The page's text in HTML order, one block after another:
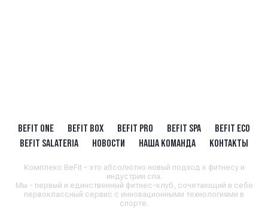
BEFIT ONE BEFIT BOX BEFIT PRO BEFIT SPA
BEFIT ECO
BEFIT SALATERIA
НОВОСТИ НАША КОМАНДА КОНТАКТЫ
Комплекс BeFit - это абсолютно новый подход к фитнесу и
индустрии спа.
Мы - первый и единственный фитнес-клуб, сочетающий в себе
первоклассный сервис с инновационными технологиями в
спорте.